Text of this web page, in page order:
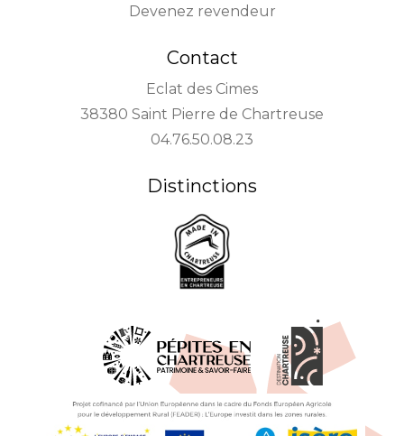
Devenez revendeur
Contact
Eclat des Cimes
38380 Saint Pierre de Chartreuse
04.76.50.08.23
Distinctions